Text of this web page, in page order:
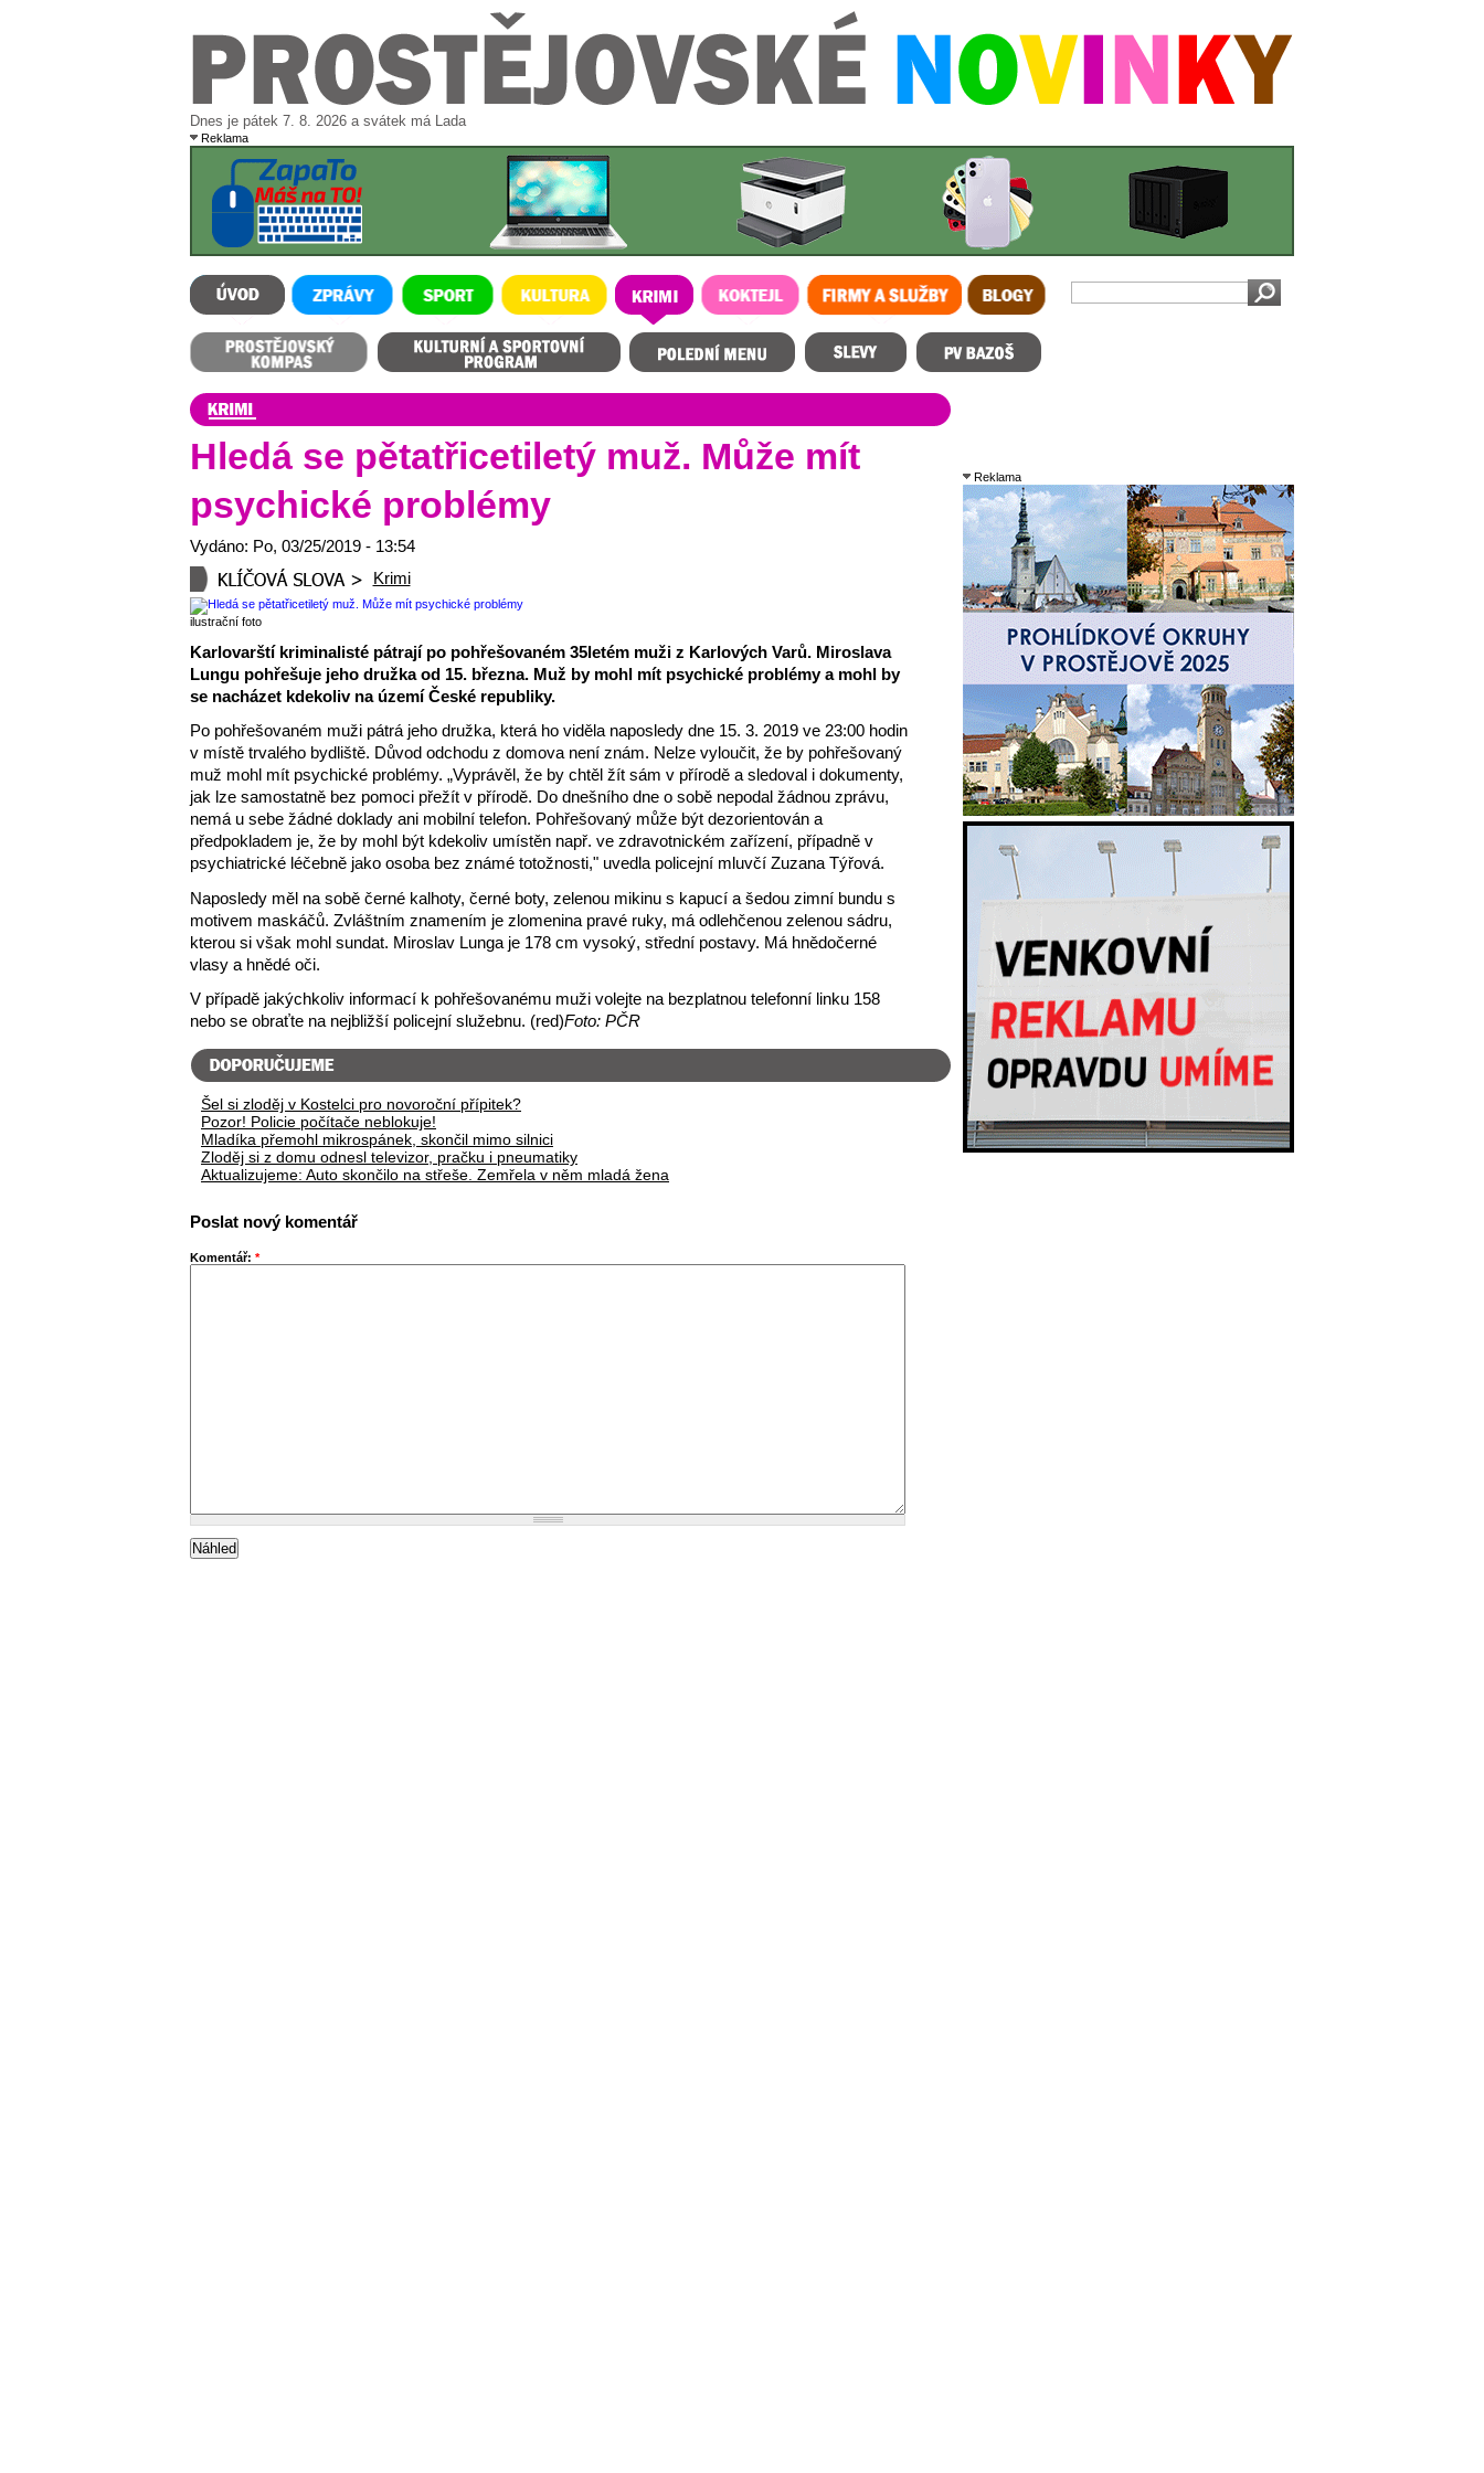
Dnes je pátek 7. 8. 2026 a svátek má Lada
Reklama
ÚVOD ZPRÁVY SPORT KULTURA KRIMI KOKTEJL FIRMY A SLUŽBY BLOGY
Prostějovský kompas Prostějovský bazoš
Hledá se pětatřicetiletý muž. Může mít
psychické problémy
Vydáno: Po, 03/25/2019 - 13:54
Krimi
ilustrační foto
Karlovarští kriminalisté pátrají po pohřešovaném 35letém muži z Karlových Varů. Miroslava
Lungu pohřešuje jeho družka od 15. března. Muž by mohl mít psychické problémy a mohl by
se nacházet kdekoliv na území České republiky.
Po pohřešovaném muži pátrá jeho družka, která ho viděla naposledy dne 15. 3. 2019 ve 23:00 hodin
v místě trvalého bydliště. Důvod odchodu z domova není znám. Nelze vyloučit, že by pohřešovaný
muž mohl mít psychické problémy. „Vyprávěl, že by chtěl žít sám v přírodě a sledoval i dokumenty,
jak lze samostatně bez pomoci přežít v přírodě. Do dnešního dne o sobě nepodal žádnou zprávu,
nemá u sebe žádné doklady ani mobilní telefon. Pohřešovaný může být dezorientován a
předpokladem je, že by mohl být kdekoliv umístěn např. ve zdravotnickém zařízení, případně v
psychiatrické léčebně jako osoba bez známé totožnosti," uvedla policejní mluvčí Zuzana Týřová.
Naposledy měl na sobě černé kalhoty, černé boty, zelenou mikinu s kapucí a šedou zimní bundu s
motivem maskáčů. Zvláštním znamením je zlomenina pravé ruky, má odlehčenou zelenou sádru,
kterou si však mohl sundat. Miroslav Lunga je 178 cm vysoký, střední postavy. Má hnědočerné
vlasy a hnědé oči.
V případě jakýchkoliv informací k pohřešovanému muži volejte na bezplatnou telefonní linku 158
nebo se obraťte na nejbližší policejní služebnu. (red)Foto: PČR
Šel si zloděj v Kostelci pro novoroční přípitek?
Pozor! Policie počítače neblokuje!
Mladíka přemohl mikrospánek, skončil mimo silnici
Zloděj si z domu odnesl televizor, pračku i pneumatiky
Aktualizujeme: Auto skončilo na střeše. Zemřela v něm mladá žena
Poslat nový komentář
Komentář: *
Reklama